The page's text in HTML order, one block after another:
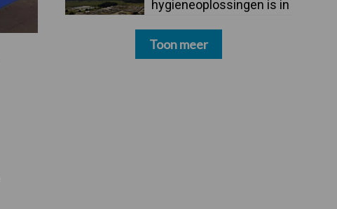
hygieneoplossingen is in
Toon meer